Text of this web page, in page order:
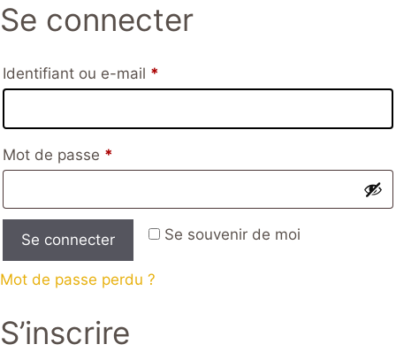
Se connecter
Identifiant ou e-mail *
Mot de passe *
Se souvenir de moi
Se connecter
Mot de passe perdu ?
S’inscrire